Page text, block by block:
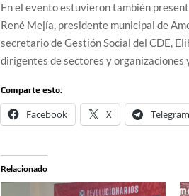
En el evento estuvieron también
René Mejía, presidente municipal de
secretario de Gestión Social del CDE,
dirigentes de sectores y
Comparte esto:
Facebook X Telegram
Relacionado